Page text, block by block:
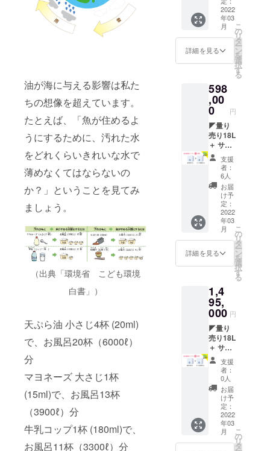
油が海に与える影響は私た
ちの想像を超えています。
たとえば、「魚が住めるよ
うにするために、汚れた水
をどれくらいきれいな水で
薄めなくてはならないの
か？」ということを見てみ
ましょう。
（出典「環境省 こども環境
白書」）
天ぷら油 小さじ4杯 (20ml)
で、お風呂20杯（6000ℓ）
分
マヨネーズ 大さじ1杯
(15ml)で、お風呂13杯
（3900ℓ）分
牛乳コップ1杯 (180ml)で、
お風呂11杯（3300ℓ）分
に使う
ことが
できま
す。 お
一緒に
買っ
たら量
り売り
を始め
ましょ
う！
ダー）
の二種
類をご
用意し
す。 ボ
トルの
てスプ
レーで
使うこ
お風呂
から
キッチ
ン、家
のさま
ざまな
お掃除
に使う
ことが
できま
す。 お
友達と
買っ
て、無
り売り
を始め
ましょ
まもる
洗剤
ボック
ス5L 微
香ラベ
ン
欄に必
ず以下
をお書
きくだ
さい。
①お店
の名
前： ②
お店の
住所：
③運営
者の名
前： ④
お店の
URL：
⑤運営
形態：
小売店
／カ
フェ／
会員向
けサー
ビス／
その他
（） ⑥
このク
ラファ
ンをど
ちらで
お知り
になり
ました
か？
POPサ
ンプル
付き 次
回発注
時サン
料 【販
売予定
価格】
海をま
もる洗
剤 ボッ
クス5L
無香
料
(¥22,00
0) 海を
まもる
洗剤
ボック
ス5L 微
香ラベ
ン
ダー
洗剤
ボック
ス18L
無香
料
(¥59,40
0) 海を
まもる
洗剤
ボック
ス18L
微香ラ
ベン
ダー
(¥64,90
欄に必
算）
【内
容】 海
をまも
る洗剤
ボック
ス18L x
売用と
サンプ
ル配布
用) すぐ
にはじ
めるス
ター
ター
キット
一式 付
き 販売
店ス
タッフ
向けの
オンラ
インセ
ミナー
を個別
に実施
(zoom)
いお洗
濯や海
をまも
る洗剤
の魅力
や使い
方等）
量り売
り完全
ガイド
ブック
付き 販
売用
POPサ
ンプル
付き 次
回発注
推進し
たい企
業にお
いて、
従業員
のみな
さんが
汚水か
ら環境
への関
心を向
けるこ
とで、
環境意
識が向
上し
SDGsを
推進し
ていく
きっか
けが生
まれま
す。 特
に、職
場の汚
れを家
に持ち
いる業
種のみ
なさ
ん。 仕
事の汚
れを家
庭に押
しつけ
ていま
せん
か？ 洗
濯機が
汚れた
り、汚
水が生
まれる
原因
2022
年03
月
詳細を見る
こ
の
リ
タ
ー
ン
を
選
択
す
る
598
,00
0 円
◤量り
売り18L
＋ サン
プル配
布用18L
提供
★10店
舗導入
プラン
◢ ※こ
のエン
トリー
は、量
り売り
をする
お店の
です。
【CAM
PFIRE
特別価
格
54%OF
F】
（総額
1,298,0
00円＋
α/微香
での試
算）
【内
容】 海
をまも
る洗剤
支援
者：
6人
お届
け予
定：
2022
年03
月
詳細を見る
こ
の
リ
タ
ー
ン
を
選
択
す
る
1,4
95,
000 円
◤量り
売り18L
＋ サン
プル配
布用18L
提供
★25店
舗導入
プラン
◢ ※こ
のエン
トリー
は、量
支援
者：
0人
お届
け予
定：
2022
年03
月
こ
の
リ
タ